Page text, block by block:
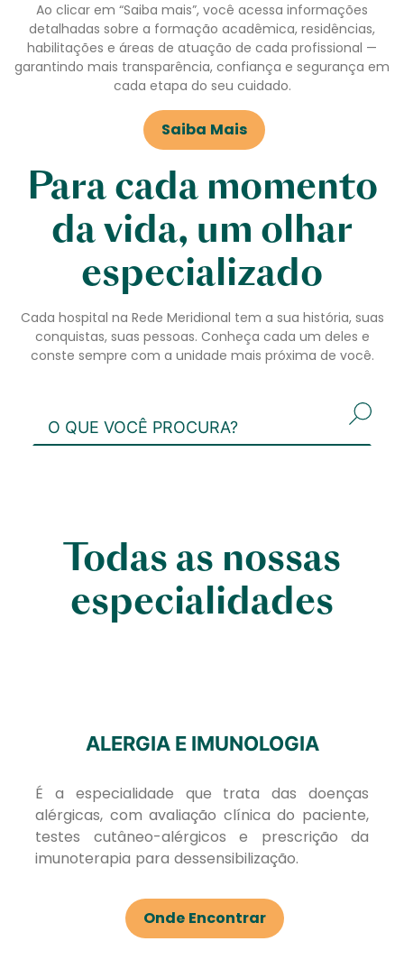
Ao clicar em “Saiba mais”, você acessa informações
detalhadas sobre a formação acadêmica, residências,
habilitações e áreas de atuação de cada profissional —
garantindo mais transparência, confiança e segurança em
cada etapa do seu cuidado.
Saiba Mais
Para cada momento
da vida, um olhar
especializado
Cada hospital na Rede Meridional tem a sua história, suas
conquistas, suas pessoas. Conheça cada um deles e
conste sempre com a unidade mais próxima de você.
Todas as nossas
especialidades
ALERGIA E IMUNOLOGIA
É a especialidade que trata das doenças
alérgicas, com avaliação clínica do paciente,
testes cutâneo-alérgicos e prescrição da
imunoterapia para dessensibilização.
Onde Encontrar